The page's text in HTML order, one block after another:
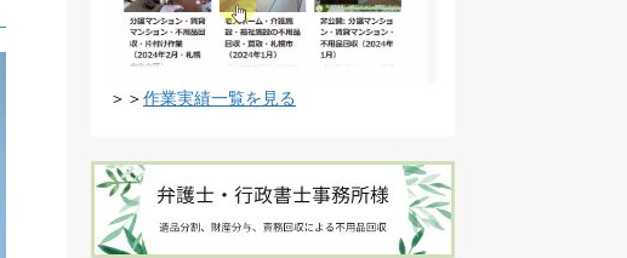
＞＞作業実績一覧を見る